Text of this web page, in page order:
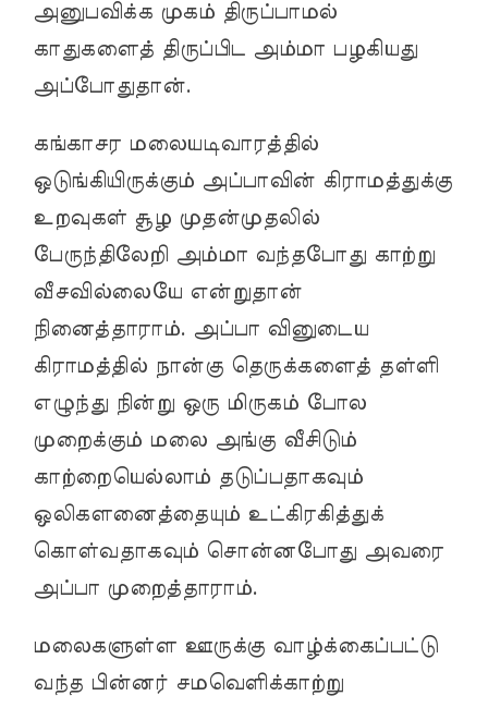
அனுபவிக்க முகம் திருப்பாமல்
காதுகளைத் திருப்பிட அம்மா பழகியது
அப்போதுதான்.
கங்காசர மலையடிவாரத்தில்
ஒடுங்கியிருக்கும் அப்பாவின் கிராமத்துக்கு
உறவுகள் சூழ முதன்முதலில்
பேருந்திலேறி அம்மா வந்தபோது காற்று
வீசவில்லையே என்றுதான்
நினைத்தாராம். அப்பா வினுடைய
கிராமத்தில் நான்கு தெருக்களைத் தள்ளி
எழுந்து நின்று ஒரு மிருகம் போல
முறைக்கும் மலை அங்கு வீசிடும்
காற்றையெல்லாம் தடுப்பதாகவும்
ஒலிகளனைத்தையும் உட்கிரகித்துக்
கொள்வதாகவும் சொன்னபோது அவரை
அப்பா முறைத்தாராம்.
மலைகளுள்ள ஊருக்கு வாழ்க்கைப்பட்டு
வந்த பின்னர் சமவெளிக்காற்று